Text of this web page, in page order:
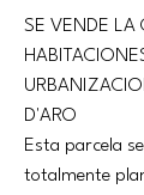
SE VENDE LA
URBANIZACION DE
D'ARO
Esta parcela
totalmente